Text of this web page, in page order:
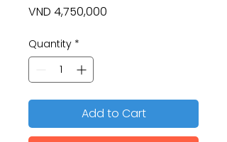
VND 4,750,000
Quantity *
Add to Cart